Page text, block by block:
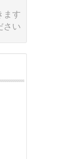
ます
さい